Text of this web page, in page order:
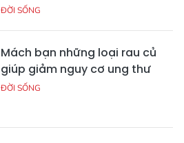
ĐỜI SỐNG
Mách bạn những loại rau củ
giúp giảm nguy cơ ung thư
ĐỜI SỐNG